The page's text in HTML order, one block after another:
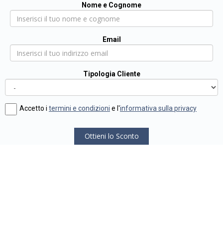
Nome e Cognome
Email
Tipologia Cliente
Accetto i termini e condizioni e l'informativa sulla privacy
Ottieni lo Sconto